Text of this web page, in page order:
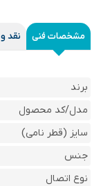
مشخصات فنی نقد
برند
مدل/کد محصول
سایز (قطر نامی)
جنس
نوع اتصال